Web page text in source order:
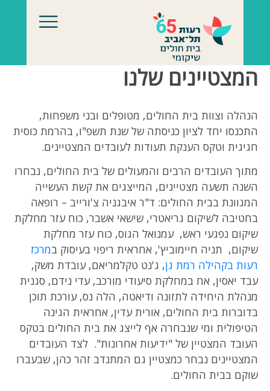
המצטיינים שלנו
הנהלה וצוות בית החולים, מטופלים ובני משפחות,
התכנסו יחד לציון כניסתה של שנת תשפ"ו, בהרמת כוסית
חגיגית וטקס הענקת תעודות לעובדים המצטיינים.
מתוך העובדים הרבים והמעולים של בית החולים, נבחרו
השנה תשעה מצטיינים, המייצגים את קשת העשייה
המגוונת בבית החולים: ד"ר איבגניה צ'ורייב – רופאה
בחטיבה לשיקום גריאטרי, שישאי אשבר, כוח עזר מחלקת
שיקום נפגעי ראש, עמנואל הגוס, כוח עזר מחלקת
שיקום, תניה חיימוביץ', אחראית ריפוי בעיסוק במרכז
רעות בקהילה רמת גן, ג'נט טקלמריאם, עובדת משק,
עבד יאסין, אח במחלקת סיעודי מורכב, עדי נידם, סגנית
מנהלת היחידה לתזונה ודיאטה, הלה נס, עורכת תוכן
בדוברות בית החולים, אורית עדין, אחראית הגינה
הטיפולית ומי שנבחרה אף לייצג את בית החולים בטקס
העובד המצטיין של "ידיעות אחרונות". לצד העובדים
המצטיינים נבחר כמצטיין גם המתנדב זהר כהן, שבעברו
שוקם בבית החולים.